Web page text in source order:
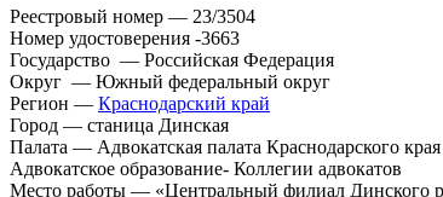
Реестровый номер — 23/3504
Номер удостоверения -3663
Государство — Российская Федерация
Округ — Южный федеральный округ
Регион — Краснодарский край
Город — станица Динская
Палата — Адвокатская палата Краснодарского края
Адвокатское образование- Коллегии адвокатов
Место работы — «Центральный филиал